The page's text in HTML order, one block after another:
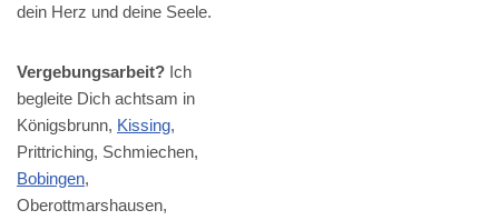
dein Herz und deine Seele.
Vergebungsarbeit? Ich
begleite Dich achtsam in
Königsbrunn, Kissing,
Prittriching, Schmiechen,
Bobingen,
Oberottmarshausen,